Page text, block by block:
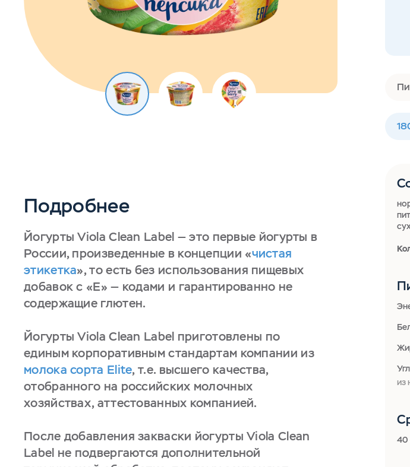
Подробнее
Йогурты Viola Clean Label — это первые йогурты в
России, произведенные в концепции «чистая
этикетка», то есть без использования пищевых
добавок с «Е» — кодами и гарантированно не
содержащие глютен.
Йогурты Viola Clean Label приготовлены по
единым корпоративным стандартам компании из
молока сорта Elite, т.е. высшего качества,
отобранного на российских молочных
хозяйствах, аттестованных компанией.
После добавления закваски йогурты Viola Clean
Label не подвергаются дополнительной
из
40